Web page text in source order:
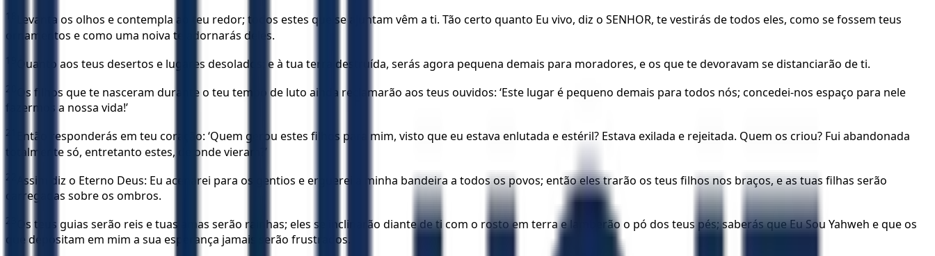
18
Levanta os olhos e contempla ao teu redor; todos estes que se ajuntam vêm a ti. Tão certo quanto Eu vivo, diz o SENHOR, te vestirás de todos eles, como se fossem teus
ornamentos e como uma noiva te adornarás deles.
19 Quanto aos teus desertos e lugares desolados; e à tua terra destruída, serás agora pequena demais para moradores, e os que te devoravam se distanciarão de ti.
20
Os filhos que te nasceram durante o teu tempo de luto ainda reclamarão aos teus ouvidos: ‘Este lugar é pequeno demais para todos nós; concedei-nos espaço para nele
fazermos a nossa vida!’
21
Então responderás em teu coração: ‘Quem gerou estes filhos para mim, visto que eu estava enlutada e estéril? Estava exilada e rejeitada. Quem os criou? Fui abandonada
totalmente só, entretanto estes, de onde vieram?’
22
Assim diz o Eterno Deus: Eu acenarei para os gentios e erguerei a minha bandeira a todos os povos; então eles trarão os teus filhos nos braços, e as tuas filhas serão
carregadas sobre os ombros.
23
Os teus guias serão reis e tuas amas serão rainhas; eles se inclinarão diante de ti com o rosto em terra e lamberão o pó dos teus pés; saberás que Eu Sou Yahweh e que os
que depositam em mim a sua esperança jamais serão frustrados.